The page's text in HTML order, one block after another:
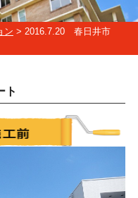
ン > 2016.7.20 春日井市
ト